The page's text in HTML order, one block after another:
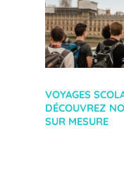
VOYAGES
DÉCOUVREZ
SUR MESURE